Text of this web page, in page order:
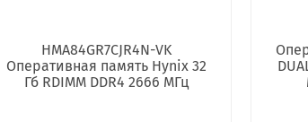
HMA84GR7CJR4N-VK
Оперативная память Hynix 32
Гб RDIMM DDR4 2666 МГц